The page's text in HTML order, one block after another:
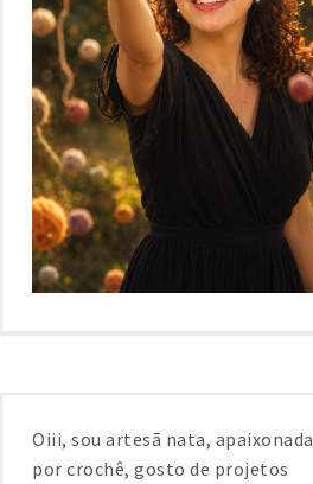
Oiii, sou artesã nata, apaixonada
por crochê, gosto de projetos